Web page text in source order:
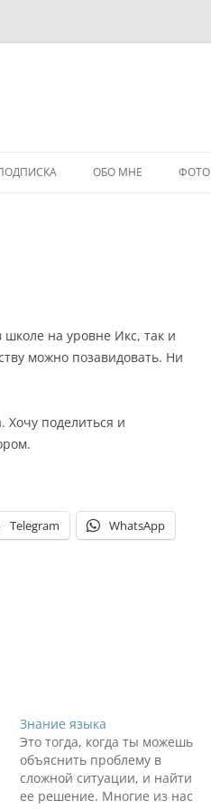
ОБО МНЕ ФОТО
школе на уровне Икс, так и
можно позавидовать. Ни
Хочу поделиться и
Telegram WhatsApp
Знание языка
Это тогда, когда ты можешь
объяснить проблему в
сложной ситуации, и найти
ее решение. Многие из нас